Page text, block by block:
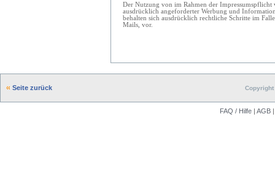
Der Nutzung von im Rahmen der
ausdrücklich angeforderter Werbung und
behalten sich ausdrücklich rechtliche Schritte im
Mails, vor.
Seite zurück
FAQ / Hilfe | AGB